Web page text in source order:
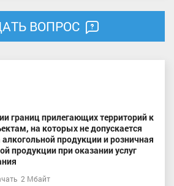
ВОПРОС
границ прилегающих территорий к
на которых не допускается
продукции и розничная
продукции при оказании услуг
2 Мбайт